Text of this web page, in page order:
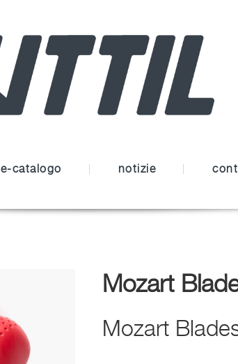
e-catalogo notizie
Mozart
Mozart